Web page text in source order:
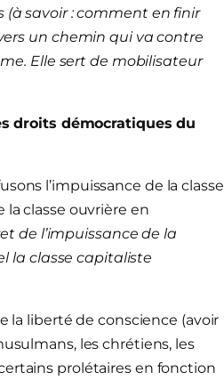
savoir : comment en finir
un chemin qui va contre
Elle sert de mobilisateur
droits démocratiques du
l’impuissance de la classe
classe ouvrière en
de l’impuissance de la
la classe capitaliste
la liberté de conscience (avoir
les chrétiens, les
prolétaires en fonction